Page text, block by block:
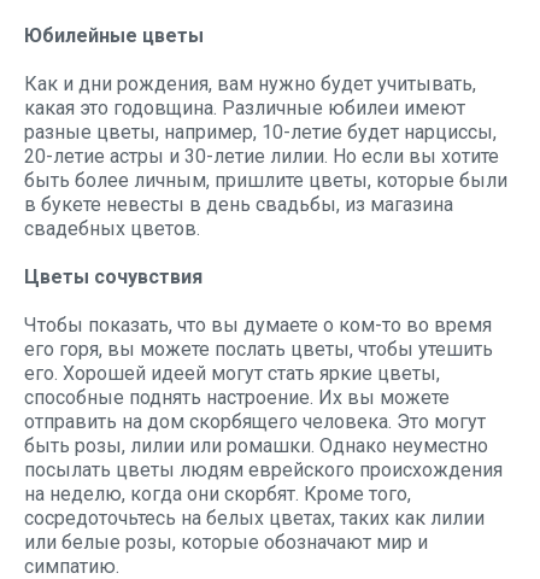
Юбилейные цветы
Как и дни рождения, вам нужно будет учитывать,
какая это годовщина. Различные юбилеи имеют
разные цветы, например, 10-летие будет нарциссы,
20-летие астры и 30-летие лилии. Но если вы хотите
быть более личным, пришлите цветы, которые были
в букете невесты в день свадьбы, из магазина
свадебных цветов.
Цветы сочувствия
Чтобы показать, что вы думаете о ком-то во время
его горя, вы можете послать цветы, чтобы утешить
его. Хорошей идеей могут стать яркие цветы,
способные поднять настроение. Их вы можете
отправить на дом скорбящего человека. Это могут
быть розы, лилии или ромашки. Однако неуместно
посылать цветы людям еврейского происхождения
на неделю, когда они скорбят. Кроме того,
сосредоточьтесь на белых цветах, таких как лилии
или белые розы, которые обозначают мир и
симпатию.